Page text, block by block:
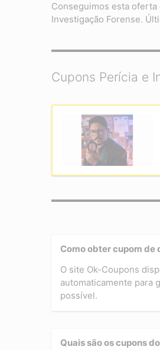
Conseguimos esta
Investigação Forense.
Cupons Perícia e
Como obter cupom de
O site Ok-Coupons
automaticamente para
possível.
Quais são os cupons